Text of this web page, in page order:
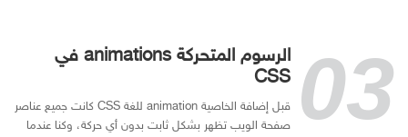
الرسوم المتحركة animations في
CSS
قبل إضافة الخاصية animation للغة CSS كانت جميع عناصر
صفحة الويب تظهر بشكل ثابت بدون أي حركة، وكنا عندما